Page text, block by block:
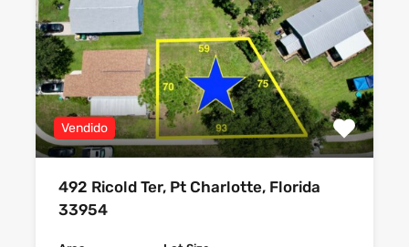
Vendido
492 Ricold Ter, Pt Charlotte, Florida
33954